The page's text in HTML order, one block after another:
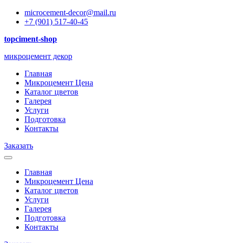
microcement-decor@mail.ru
+7 (901) 517-40-45
topciment-shop
микроцемент декор
Главная
Микроцемент Цена
Каталог цветов
Галерея
Услуги
Подготовка
Контакты
Заказать
Главная
Микроцемент Цена
Каталог цветов
Услуги
Галерея
Подготовка
Контакты